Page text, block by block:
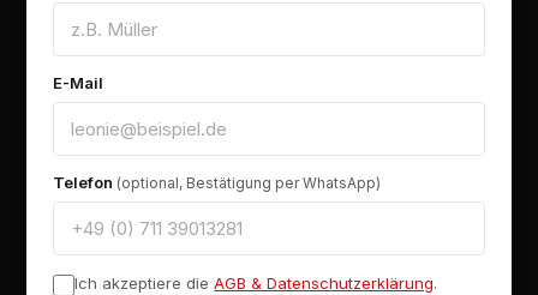
E-Mail
Telefon (optional, Bestätigung per WhatsApp)
Ich akzeptiere die AGB & Datenschutzerklärung.